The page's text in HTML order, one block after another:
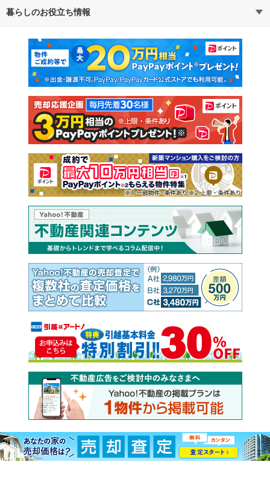
不動産・住宅
新築マンション 中古マンション
新築一戸建て 中古一戸建て
注文住宅 土地
売却査定
暮らしのお役立ち情報
マンションカタログ 教えて！住まいの先生